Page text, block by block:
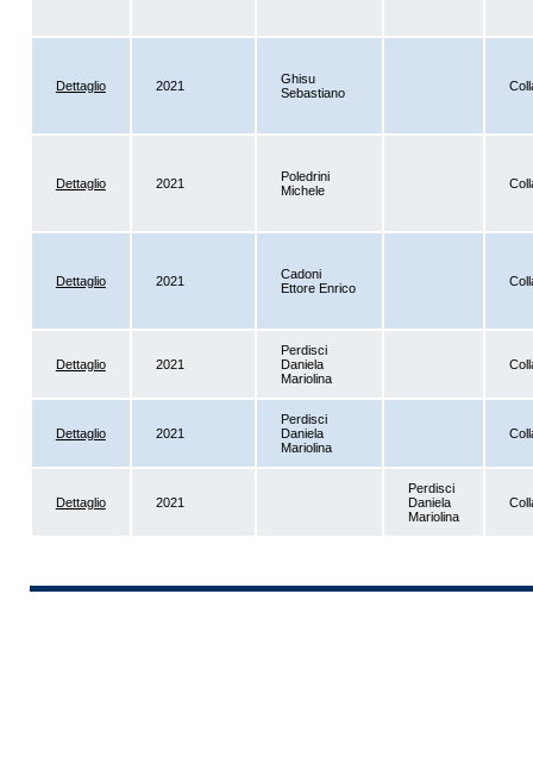
Dettaglio 2021
Ghisu
Sebastiano
Dettaglio 2021
Poledrini
Michele
Dettaglio 2021
Cadoni
Ettore Enrico
Dettaglio 2021
Perdisci
Daniela
Mariolina
Dettaglio 2021
Perdisci
Daniela
Mariolina
Dettaglio 2021
Perdisci
Daniela
Mariolina